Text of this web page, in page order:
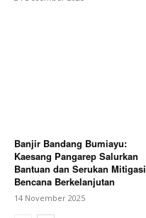
Banjir Bandang Bumiayu:
Kaesang Pangarep Salurkan
Bantuan dan Serukan Mitigasi
Bencana Berkelanjutan
14 November 2025